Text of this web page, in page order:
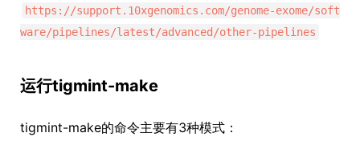
https://support.10xgenomics.com/genome-exome/soft
ware/pipelines/latest/advanced/other-pipelines
运行tigmint-make
tigmint-make的命令主要有3种模式：